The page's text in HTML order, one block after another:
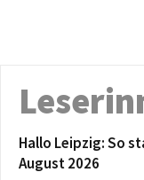
Hallo Leipzig: So
August 2026